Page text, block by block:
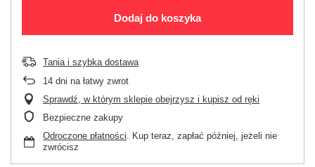
Dodaj do koszyka
Tania i szybka dostawa
14 dni na łatwy zwrot
Sprawdź, w którym sklepie obejrzysz i kupisz od ręki
Bezpieczne zakupy
Odroczone płatności. Kup teraz, zapłać później, jeżeli nie
zwrócisz